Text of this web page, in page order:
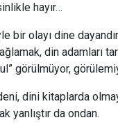
hayır…
bir olayı dine
din adamları
görülmüyor,
dini kitaplarda
yanlıştır da ondan.